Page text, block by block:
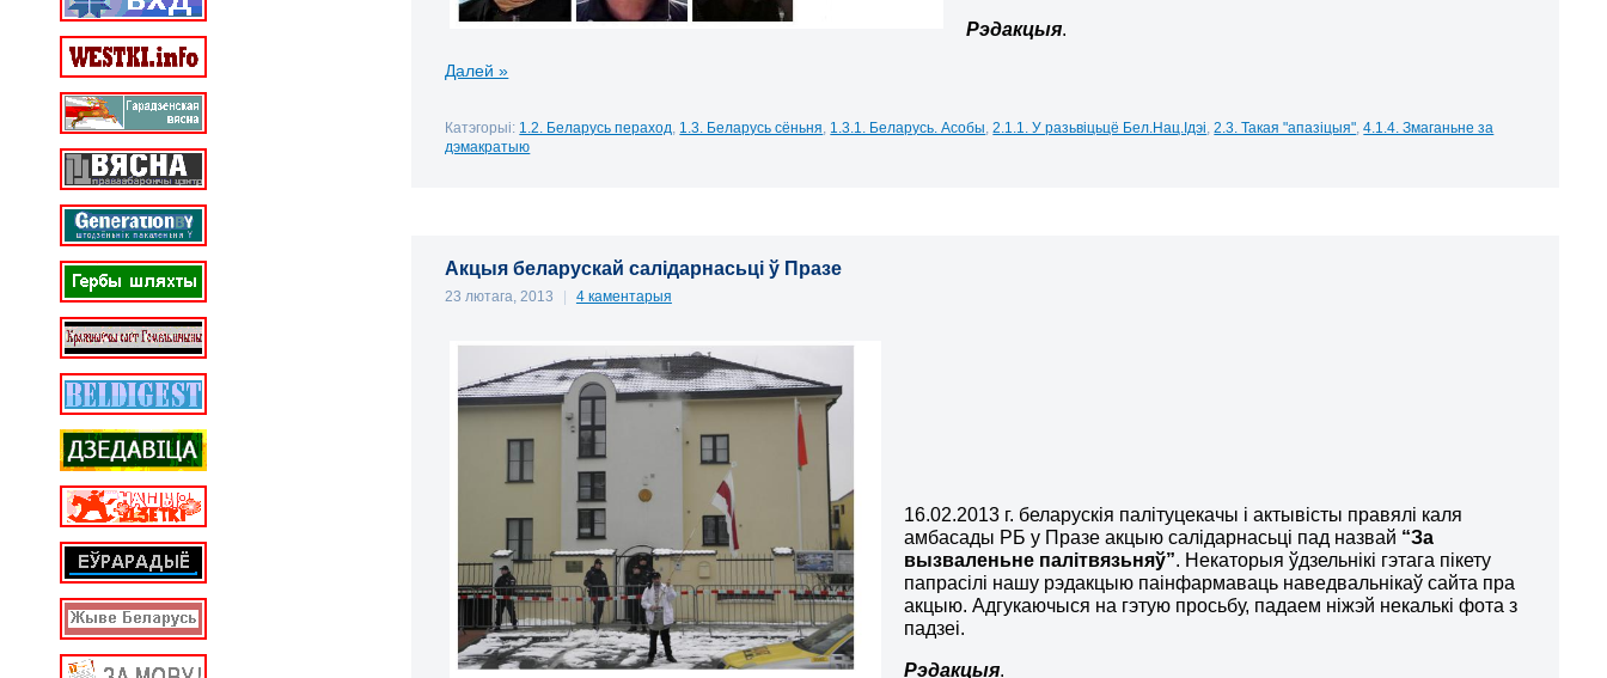
Рэдакцыя.
Далей »
Катэгорыі: 1.2. Беларусь пераход 1.3. Беларусь сёньня 1.3.1. Беларусь. Асобы ,2.1.1. У разьвіцьцё Бел.Нац.Ідэі ,2.3. Такая "апазіцыя" ,4.1.4. Змаганьне за
дэмакратыю
Акцыя беларускай салідарнасьці ў Празе
23 лютага, 2013 4 каментарыя
16.02.2013 г. беларускія палітуцекачы і актывісты правялі каля
амбасады РБ у Празе акцыю салідарнасьці пад назвай “За
вызваленьне палітвязьняў”. Некаторыя ўдзельнікі гэтага пікету
папрасілі нашу рэдакцыю паінфармаваць наведвальнікаў сайта пра
акцыю. Адгукаючыся на гэтую просьбу, падаем ніжэй некалькі фота з
падзеі.
Рэдакцыя.